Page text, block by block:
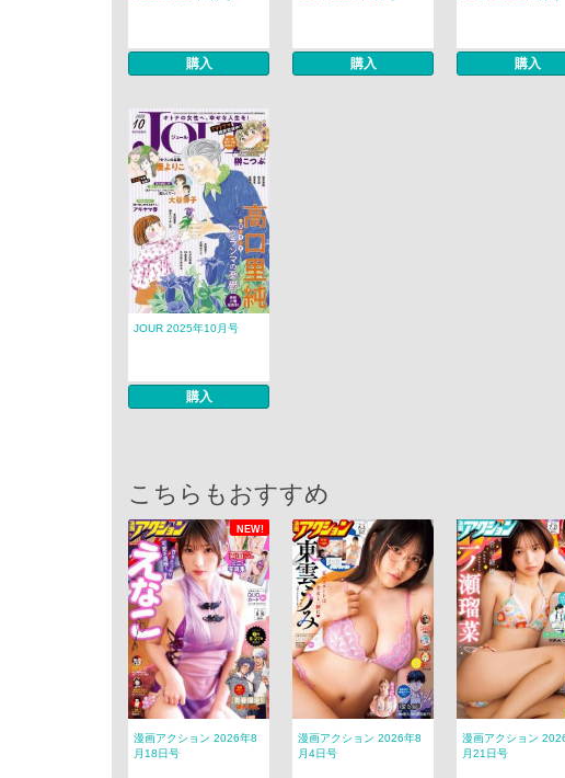
購入 購入 購入
JOUR 2025年10月号
購入
こちらもおすすめ
NEW!
漫画アクション 2026年8
月18日号
漫画アクション 2026年8
月4日号
漫画アクション
月21日号